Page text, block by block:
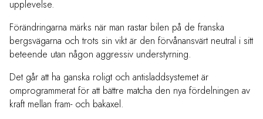
upplevelse.
Förändringarna märks när man rastar bilen på de franska
bergsvägarna och trots sin vikt är den förvånansvärt neutral i sitt
beteende utan någon aggressiv understyrning.
Det går att ha ganska roligt och antisladdsystemet är
omprogrammerat för att bättre matcha den nya fördelningen av
kraft mellan fram- och bakaxel.